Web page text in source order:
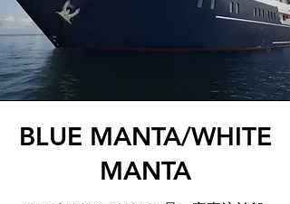
BLUE MANTA/WHITE
MANTA